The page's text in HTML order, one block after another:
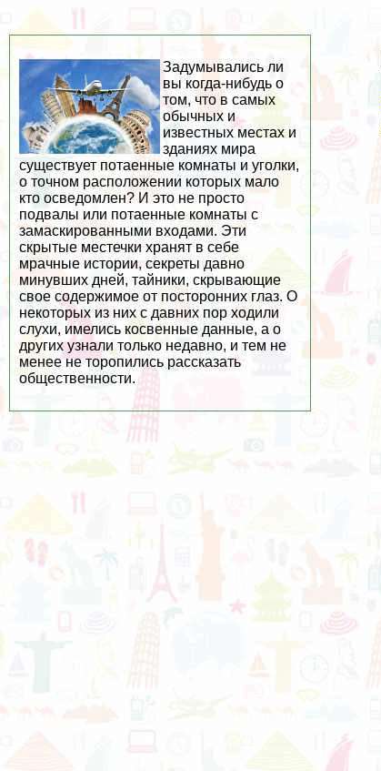
Задумывались ли
вы когда-нибудь о
том, что в самых
обычных и
известных местах и
зданиях мира
существует потаенные комнаты и уголки,
о точном расположении которых мало
кто осведомлен? И это не просто
подвалы или потаенные комнаты с
замаскированными входами. Эти
скрытые местечки хранят в себе
мрачные истории, секреты давно
минувших дней, тайники, скрывающие
свое содержимое от посторонних глаз. О
некоторых из них с давних пор ходили
слухи, имелись косвенные данные, а о
других узнали только недавно, и тем не
менее не торопились рассказать
общественности.